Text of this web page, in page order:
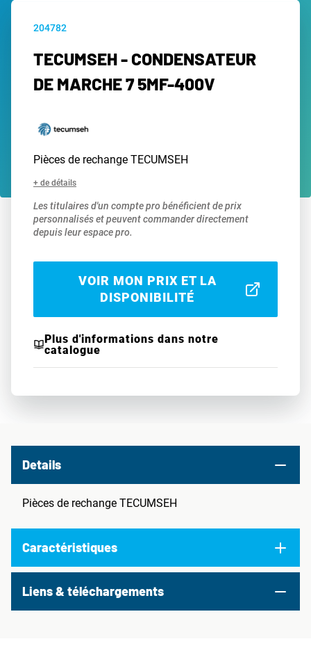
204782
TECUMSEH - CONDENSATEUR
DE MARCHE 7 5MF-400V
Pièces de rechange TECUMSEH
+ de détails
Les titulaires d'un compte pro bénéficient de prix
personnalisés et peuvent commander directement
depuis leur espace pro.
VOIR MON PRIX ET LA
DISPONIBILITÉ
Plus d'informations dans notre
catalogue
Details
Pièces de rechange TECUMSEH
Caractéristiques
Liens & téléchargements